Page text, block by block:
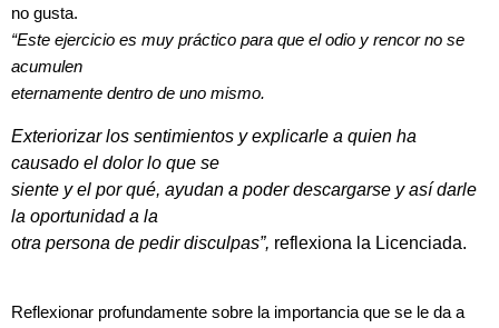
no gusta.
“Este ejercicio es muy práctico para que el odio y rencor no se
acumulen
eternamente dentro de uno mismo.
Exteriorizar los sentimientos y explicarle a quien ha
causado el dolor lo que se
siente y el por qué, ayudan a poder descargarse y así darle
la oportunidad a la
otra persona de pedir disculpas”, reflexiona la Licenciada.
Reflexionar profundamente sobre la importancia que se le da a